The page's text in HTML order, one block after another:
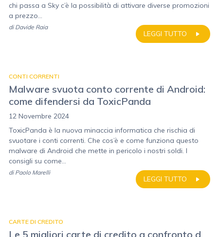
chi passa a Sky c’è la possibilità di attivare diverse promozioni
a prezzo...
LEGGI TUTTO
di Davide Raia
CONTI CORRENTI
Malware svuota conto corrente di Android:
come difendersi da ToxicPanda
12 Novembre 2024
ToxicPanda è la nuova minaccia informatica che rischia di
svuotare i conti correnti. Che cos’è e come funziona questo
malware di Android che mette in pericolo i nostri soldi. I
consigli su come...
LEGGI TUTTO
di Paolo Marelli
CARTE DI CREDITO
Le 5 migliori carte di credito a confronto d